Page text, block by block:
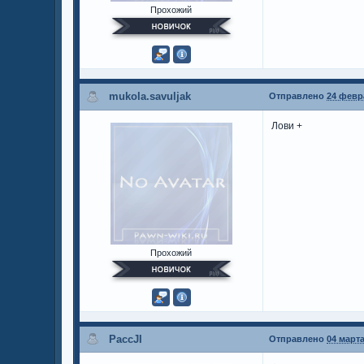
Прохожий
mukola.savuljak Отправлено24
Прохожий
Лови +
PaccJI Отправлено04